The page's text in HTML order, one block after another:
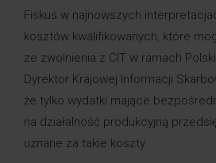
Fiskus w najnowszych
kosztów kwalifikowanych, które
ze zwolnienia z CIT w ramach
Dyrektor Krajowej Informacji
że tylko wydatki mające
na działalność produkcyjną
uznane za takie koszty.